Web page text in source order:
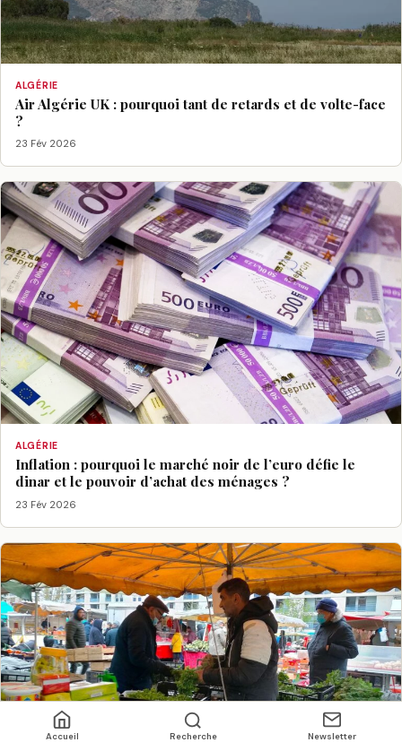
ALGÉRIE
Air Algérie UK : pourquoi tant de retards et de volte-face
?
23 Fév 2026
ALGÉRIE
Inflation : pourquoi le marché noir de l’euro défie le
dinar et le pouvoir d’achat des ménages ?
23 Fév 2026
Accueil Recherche Newsletter